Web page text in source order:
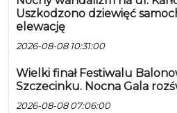
Uszkodzono dziewięć
elewację
2026-08-08 10:31:00
Wielki finał Festiwalu
Szczecinku. Nocna Gala
2026-08-08 07:06:00